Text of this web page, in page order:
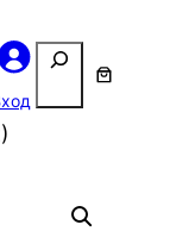
Поиск